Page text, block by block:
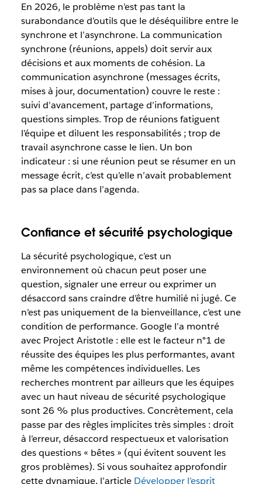
En 2026, le problème n’est pas tant la
surabondance d’outils que le déséquilibre entre le
synchrone et l’asynchrone. La communication
synchrone (réunions, appels) doit servir aux
décisions et aux moments de cohésion. La
communication asynchrone (messages écrits,
mises à jour, documentation) couvre le reste :
suivi d’avancement, partage d’informations,
questions simples. Trop de réunions fatiguent
l’équipe et diluent les responsabilités ; trop de
travail asynchrone casse le lien. Un bon
indicateur : si une réunion peut se résumer en un
message écrit, c’est qu’elle n’avait probablement
pas sa place dans l’agenda.
Confiance et sécurité psychologique
La sécurité psychologique, c’est un
environnement où chacun peut poser une
question, signaler une erreur ou exprimer un
désaccord sans craindre d’être humilié ni jugé. Ce
n’est pas uniquement de la bienveillance, c’est une
condition de performance. Google l’a montré
avec Project Aristotle : elle est le facteur n°1 de
réussite des équipes les plus performantes, avant
même les compétences individuelles. Les
recherches montrent par ailleurs que les équipes
avec un haut niveau de sécurité psychologique
sont 26 % plus productives. Concrètement, cela
passe par des règles implicites très simples : droit
à l’erreur, désaccord respectueux et valorisation
des questions « bêtes » (qui évitent souvent les
gros problèmes). Si vous souhaitez approfondir
cette dynamique, l’article Développer l’esprit